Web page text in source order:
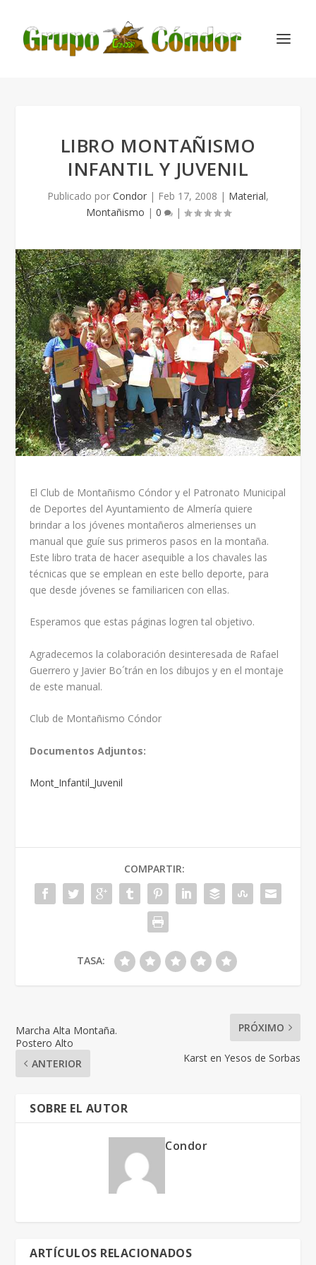
LIBRO MONTAÑISMO
INFANTIL Y JUVENIL
Publicado por Condor | Feb 17, 2008 | Material,
Montañismo | 0 |
El Club de Montañismo Cóndor y el Patronato Municipal
de Deportes del Ayuntamiento de Almería quiere
brindar a los jóvenes montañeros almerienses un
manual que guíe sus primeros pasos en la montaña.
Este libro trata de hacer asequible a los chavales las
técnicas que se emplean en este bello deporte, para
que desde jóvenes se familiaricen con ellas.
Esperamos que estas páginas logren tal objetivo.
Agradecemos la colaboración desinteresada de Rafael
Guerrero y Javier Bo´trán en los dibujos y en el montaje
de este manual.
Club de Montañismo Cóndor
Documentos Adjuntos:
Mont_Infantil_Juvenil
COMPARTIR:
TASA:
Marcha Alta Montaña.
Postero Alto
ANTERIOR
PRÓXIMO
Karst en Yesos de Sorbas
SOBRE EL AUTOR
Condor
ARTÍCULOS RELACIONADOS